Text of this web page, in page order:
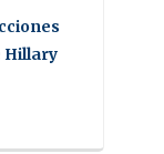
Hillary